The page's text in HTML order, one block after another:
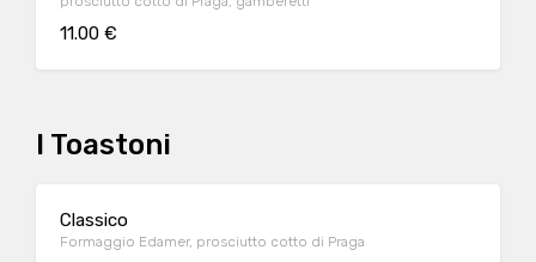
11.00 €
I Toastoni
Classico
Formaggio Edamer, prosciutto cotto di Praga